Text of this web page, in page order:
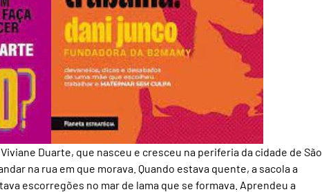
Viviane Duarte, que nasceu e cresceu na periferia da cidade de São
na rua em que morava. Quando estava quente, a sacola a
escorregões no mar de lama que se formava. Aprendeu a